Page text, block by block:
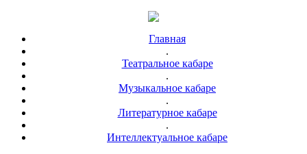
Главная
.
Театральное кабаре
.
Музыкальное кабаре
.
Литературное кабаре
.
Интеллектуальное кабаре